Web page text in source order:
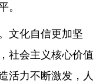
。
化自信更加坚
社会主义核心价值
活力不断激发，人